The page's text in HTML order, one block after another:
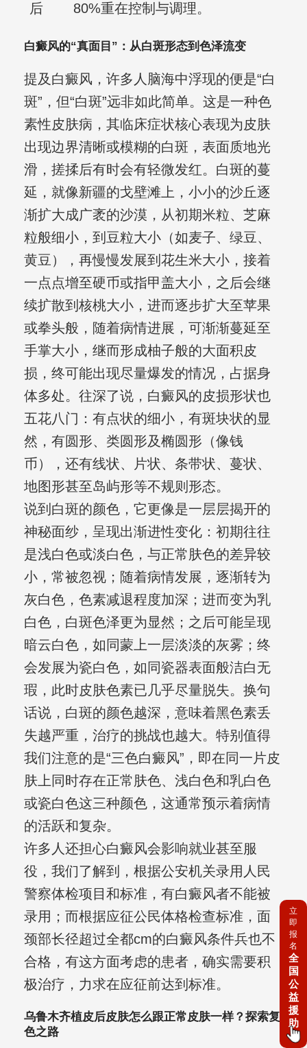
后
80%重在控制与调理。
白癜风的“真面目”：从白斑形态到色泽流变
提及白癜风，许多人脑海中浮现的便是“白
斑”，但“白斑”远非如此简单。这是一种色
素性皮肤病，其临床症状核心表现为皮肤
出现边界清晰或模糊的白斑，表面质地光
滑，搓揉后有时会有轻微发红。白斑的蔓
延，就像新疆的戈壁滩上，小小的沙丘逐
渐扩大成广袤的沙漠，从初期米粒、芝麻
粒般细小，到豆粒大小（如麦子、绿豆、
黄豆），再慢慢发展到花生米大小，接着
一点点增至硬币或指甲盖大小，之后会继
续扩散到核桃大小，进而逐步扩大至苹果
或拳头般，随着病情进展，可渐渐蔓延至
手掌大小，继而形成柚子般的大面积皮
损，终可能出现尽量爆发的情况，占据身
体多处。往深了说，白癜风的皮损形状也
五花八门：有点状的细小，有斑块状的显
然，有圆形、类圆形及椭圆形（像钱
币），还有线状、片状、条带状、蔓状、
地图形甚至岛屿形等不规则形态。
说到白斑的颜色，它更像是一层层揭开的
神秘面纱，呈现出渐进性变化：初期往往
是浅白色或淡白色，与正常肤色的差异较
小，常被忽视；随着病情发展，逐渐转为
灰白色，色素减退程度加深；进而变为乳
白色，白斑色泽更为显然；之后可能呈现
暗云白色，如同蒙上一层淡淡的灰雾；终
会发展为瓷白色，如同瓷器表面般洁白无
瑕，此时皮肤色素已几乎尽量脱失。换句
话说，白斑的颜色越深，意味着黑色素丢
失越严重，治疗的挑战也越大。特别值得
我们注意的是“三色白癜风”，即在同一片皮
肤上同时存在正常肤色、浅白色和乳白色
或瓷白色这三种颜色，这通常预示着病情
的活跃和复杂。
许多人还担心白癜风会影响就业甚至服
役，我们了解到，根据公安机关录用人民
警察体检项目和标准，有白癜风者不能被
录用；而根据应征公民体格检查标准，面
颈部长径超过全都cm的白癜风条件兵也不
合格，有这方面考虑的患者，确实需要积
极治疗，力求在应征前达到标准。
乌鲁木齐植皮后皮肤怎么跟正常皮肤一样？探索复
色之路
立
即
报
名
全
国
公
益
援
助